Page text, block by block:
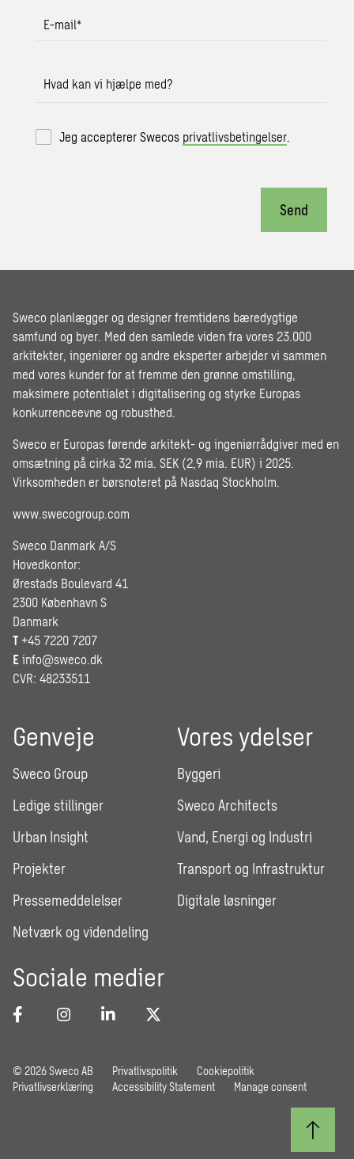
E-mail*
Hvad kan vi hjælpe med?
Jeg accepterer Swecos privatlivsbetingelser.
Send
Sweco planlægger og designer fremtidens bæredygtige
samfund og byer. Med den samlede viden fra vores 23.000
arkitekter, ingeniører og andre eksperter arbejder vi sammen
med vores kunder for at fremme den grønne omstilling,
maksimere potentialet i digitalisering og styrke Europas
konkurrenceevne og robusthed.
Sweco er Europas førende arkitekt- og ingeniørrådgiver med en
omsætning på cirka 32 mia. SEK (2,9 mia. EUR) i 2025.
Virksomheden er børsnoteret på Nasdaq Stockholm.
www.swecogroup.com
Sweco Danmark A/S
Hovedkontor:
Ørestads Boulevard 41
2300 København S
Danmark
T +45 7220 7207
E info@sweco.dk
CVR: 48233511
Genveje
Sweco Group
Ledige stillinger
Urban Insight
Projekter
Pressemeddelelser
Netværk og videndeling
Vores ydelser
Byggeri
Sweco Architects
Vand, Energi og Industri
Transport og Infrastruktur
Digitale løsninger
Sociale medier
© 2026 Sweco AB Privatlivspolitik
Cookiepolitik
Privatlivserklæring
Accessibility Statement Manage consent